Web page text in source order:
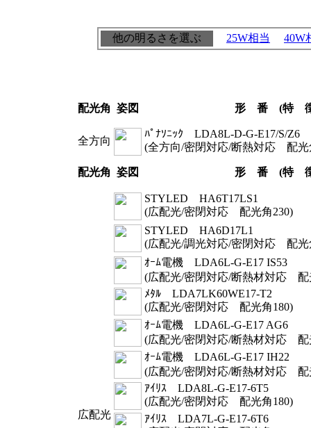
他の明るさを選ぶ 25W相当 40W
配光角 姿図 形 番 (特
全方向
ﾊﾟﾅｿﾆｯｸ LDA8L-D-G-E17/S/Z6
(全方向/密閉対応/断熱対応 配光
配光角 姿図 形 番 (特
広配光
STYLED HA6T17LS1
(広配光/密閉対応 配光角230)
STYLED HA6D17L1
(広配光/調光対応/密閉対応 配光
ｵｰﾑ電機 LDA6L-G-E17 IS53
(広配光/密閉対応/断熱材対応 配
ﾒﾀﾙ LDA7LK60WE17-T2
(広配光/密閉対応 配光角180)
ｵｰﾑ電機 LDA6L-G-E17 AG6
(広配光/密閉対応/断熱材対応 配
ｵｰﾑ電機 LDA6L-G-E17 IH22
(広配光/密閉対応/断熱材対応 配
ｱｲﾘｽ LDA8L-G-E17-6T5
(広配光/密閉対応 配光角180)
ｱｲﾘｽ LDA7L-G-E17-6T6